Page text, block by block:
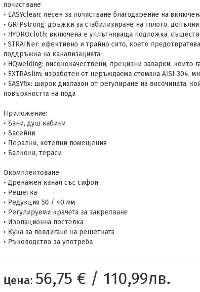
почистване
• EASYclean: лесен за почистване благодарение на
• GRIPstrong: дръжки за стабилизиране на тялото,
• HYDROcloth: включена е уплътняваща подложка,
• STRAINer: ефективно и трайно сито, което
поддръжка на канализацията
• HQwelding: висококачествени, прецизни заварки, които
• EXTRAslim: изработен от неръждаема стомана AISI 304,
• EASYfix: широк диапазон от регулиране на височината,
повърхността на пода
Приложение:
• Бани, душ кабини
• Басейни
• Перални, котелни помещения
• Балкони, тераси
Окомплектоване:
• Дренажен канал със сифон
• Решетка
• Редукция 50 / 40 мм
• Регулируеми крачета за закрепване
• Изолационна постелка
• Кука за повдигане на решетката
• Ръководство за употреба
Цена: 56,75 € / 110,99лв.